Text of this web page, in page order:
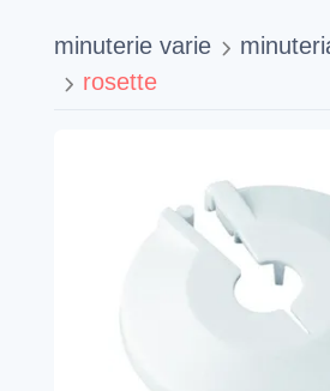
minuterie varie
rosette